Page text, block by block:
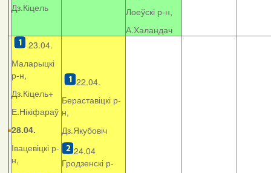
Дз.Кіцель
Лоеўскі р-н,
А.Халандач
23.04.
Маларыцкі
р-н,
Дз.Кіцель+
Е.Нікіфараў
28.04.
Івацевіцкі р-
н,
22.04.
Бераставіцкі р-
н,
Дз.Якубовіч
24.04
Гродзенскі р-